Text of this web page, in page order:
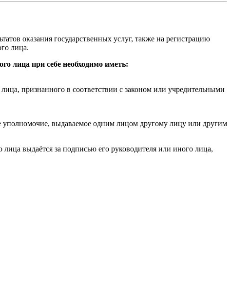
оказания государственных услуг, также на регистрацию
лица.
лица при себе необходимо иметь:
признанного в соответствии с законом или учредительными
уполномочие, выдаваемое одним лицом другому лицу или другим
выдаётся за подписью его руководителя или иного лица,